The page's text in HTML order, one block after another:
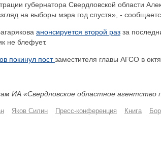
губернатора Свердловской области
на выборы мэра год спустя», -
анонсируется второй раз за
не блефует.
покинул постзаместителя главы АГСО в
ИА «Свердловское областное агентство
Яков Силин Пресс-конференция Книга